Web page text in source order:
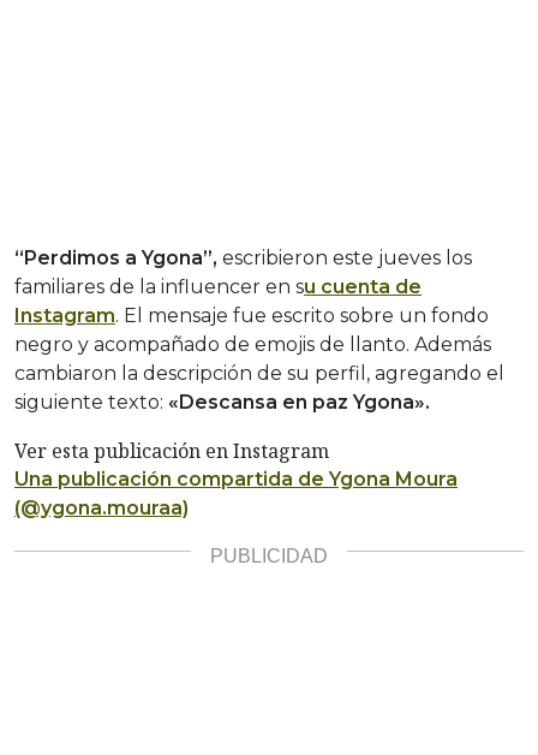
“Perdimos a Ygona”, escribieron este jueves los
familiares de la influencer en su cuenta de
Instagram. El mensaje fue escrito sobre un fondo
negro y acompañado de emojis de llanto. Además
cambiaron la descripción de su perfil, agregando el
siguiente texto: «Descansa en paz Ygona».
Ver esta publicación en Instagram
Una publicación compartida de Ygona Moura
(@ygona.mouraa)